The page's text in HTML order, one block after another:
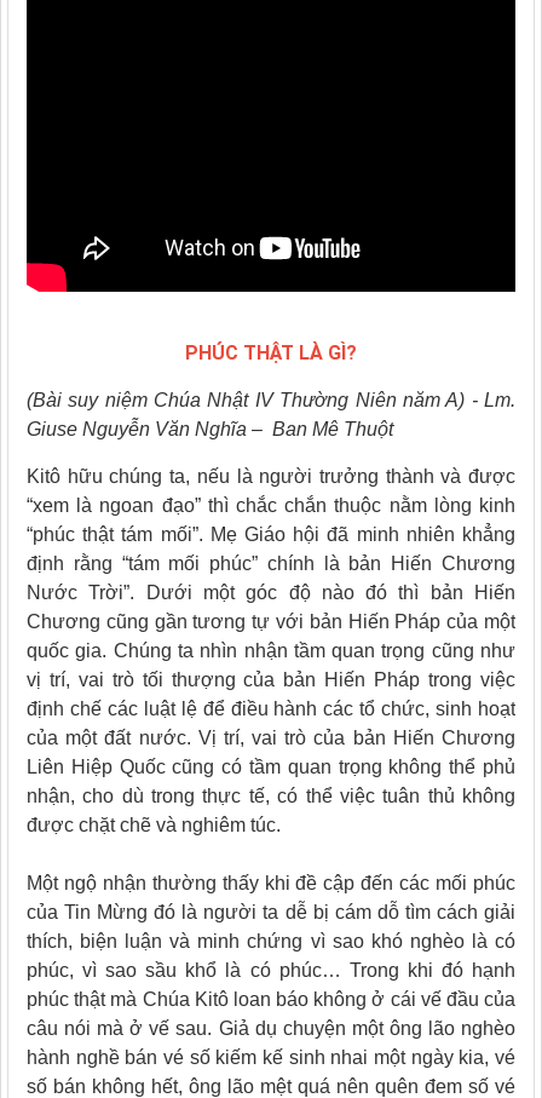
PHÚC THẬT LÀ GÌ?
(Bài suy niệm Chúa Nhật IV Thường Niên năm A) - Lm.
Giuse Nguyễn Văn Nghĩa – Ban Mê Thuột
Kitô hữu chúng ta, nếu là người trưởng thành và được
“xem là ngoan đạo” thì chắc chắn thuộc nằm lòng kinh
“phúc thật tám mối”. Mẹ Giáo hội đã minh nhiên khẳng
định rằng “tám mối phúc” chính là bản Hiến Chương
Nước Trời”. Dưới một góc độ nào đó thì bản Hiến
Chương cũng gần tương tự với bản Hiến Pháp của một
quốc gia. Chúng ta nhìn nhận tầm quan trọng cũng như
vị trí, vai trò tối thượng của bản Hiến Pháp trong việc
định chế các luật lệ để điều hành các tổ chức, sinh hoạt
của một đất nước. Vị trí, vai trò của bản Hiến Chương
Liên Hiệp Quốc cũng có tầm quan trọng không thể phủ
nhận, cho dù trong thực tế, có thể việc tuân thủ không
được chặt chẽ và nghiêm túc.
Một ngộ nhận thường thấy khi đề cập đến các mối phúc
của Tin Mừng đó là người ta dễ bị cám dỗ tìm cách giải
thích, biện luận và minh chứng vì sao khó nghèo là có
phúc, vì sao sầu khổ là có phúc… Trong khi đó hạnh
phúc thật mà Chúa Kitô loan báo không ở cái vế đầu của
câu nói mà ở vế sau. Giả dụ chuyện một ông lão nghèo
hành nghề bán vé số kiếm kế sinh nhai một ngày kia, vé
số bán không hết, ông lão mệt quá nên quên đem số vé